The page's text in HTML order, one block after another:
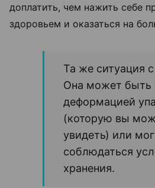
доплатить, чем нажить себе
здоровьем и оказаться на
Та же ситуация
Она может быть
деформацией
(которую вы
увидеть) или
соблюдаться
хранения.